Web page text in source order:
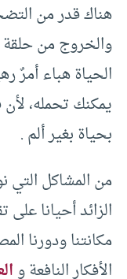
هناك قدر من
والخروج من حلقة
الحياة هباء أمرٌ
يمكنك تحمله،
بحياة بغير ألم .
من المشاكل التي
الزائد أحيانا على
مكانتنا ودورنا
الأفكار النافعة و